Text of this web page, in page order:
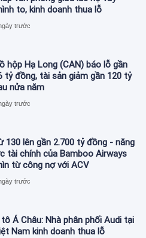
to, kinh doanh thua lỗ
trước
hộp Hạ Long (CAN) báo lỗ gần
tỷ đồng, tài sản giảm gần 120 tỷ
nửa năm
trước
130 lên gần 2.700 tỷ đồng - năng
tài chính của Bamboo Airways
từ công nợ với ACV
trước
tô Á Châu: Nhà phân phối Audi tại
Nam kinh doanh thua lỗ